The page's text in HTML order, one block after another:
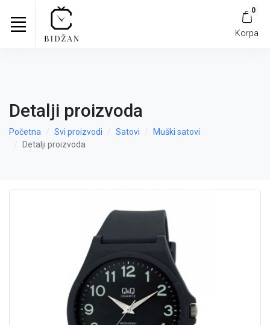
0
Korpa
Detalji proizvoda
Početna Svi proizvodi Satovi
Muški satovi
Detalji proizvoda